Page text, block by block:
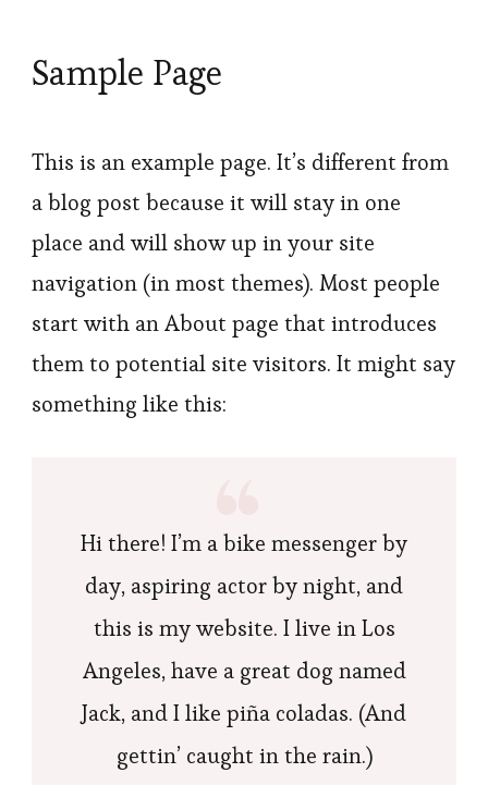
Sample Page
This is an example page. It’s different from
a blog post because it will stay in one
place and will show up in your site
navigation (in most themes). Most people
start with an About page that introduces
them to potential site visitors. It might say
something like this:
Hi there! I’m a bike messenger by
day, aspiring actor by night, and
this is my website. I live in Los
Angeles, have a great dog named
Jack, and I like piña coladas. (And
gettin’ caught in the rain.)